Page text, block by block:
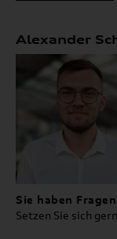
Alexander
Sie haben
Setzen Sie sich